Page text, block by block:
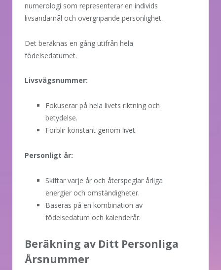
numerologi som representerar en individs
livsändamål och övergripande personlighet.
Det beräknas en gång utifrån hela
födelsedatumet.
Livsvägsnummer:
Fokuserar på hela livets riktning och
betydelse.
Förblir konstant genom livet.
Personligt år:
Skiftar varje år och återspeglar årliga
energier och omständigheter.
Baseras på en kombination av
födelsedatum och kalenderår.
Beräkning av Ditt Personliga
Årsnummer